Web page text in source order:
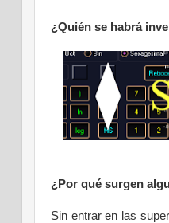
¿Quién se habrá
¿Por qué surgen
Sin entrar en las